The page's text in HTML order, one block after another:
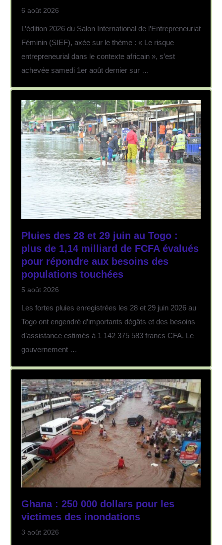
6 août 2026
L’édition 2026 du Salon International de l’Entrepreneuriat
Féminin (SIEF), axée sur le thème : « Le risque
entrepreneurial dans le contexte africain », s’est
achevée samedi 1er août dernier sur …
Pluies des 28 et 29 juin au Togo :
plus de 1,14 milliard de FCFA évalués
pour répondre aux besoins des
populations touchées
5 août 2026
Les fortes pluies enregistrées les 28 et 29 juin 2026 au
Togo ont engendré d’importants dégâts et des besoins
d’assistance estimés à 1 142 375 583 francs CFA. Le
gouvernement …
Ghana : 250 000 dollars pour les
victimes des inondations
3 août 2026